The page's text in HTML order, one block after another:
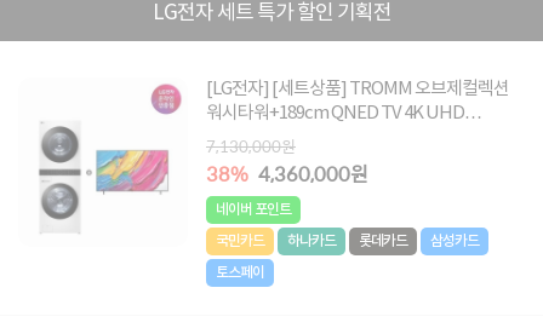
LG전자 세트 특가 할인 기획전
[LG전자] [세트상품] TROMM 오브제컬렉션
워시타워+189cm QNED TV 4K UHD
[W2421WAMR+75QNED75AEA]
7,130,000원
38% 4,360,000원
네이버 포인트
국민카드
하나카드 롯데카드
삼성카드
토스페이